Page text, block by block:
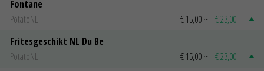
Fontane
PotatoNL
€ 15,00 ~ € 23,00
Fritesgeschikt NL Du Be
PotatoNL
€ 15,00 ~ € 23,00